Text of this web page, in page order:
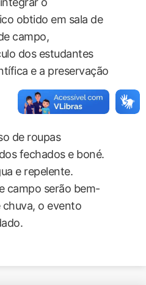
obtido em sala de
campo,
dos estudantes
e a preservação
de roupas
fechados e boné.
e repelente.
campo serão bem-
chuva, o evento